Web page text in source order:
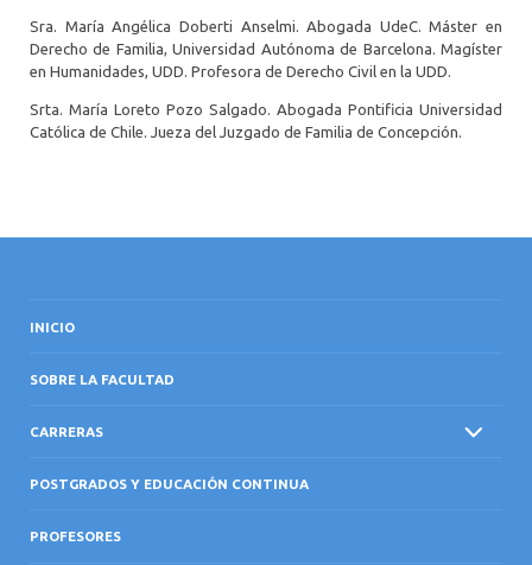
Sra. María Angélica Doberti Anselmi. Abogada UdeC. Máster en
Derecho de Familia, Universidad Autónoma de Barcelona. Magíster
en Humanidades, UDD. Profesora de Derecho Civil en la UDD.
Srta. María Loreto Pozo Salgado. Abogada Pontificia Universidad
Católica de Chile. Jueza del Juzgado de Familia de Concepción.
INICIO
SOBRE LA FACULTAD
CARRERAS
POSTGRADOS Y EDUCACIÓN CONTINUA
PROFESORES